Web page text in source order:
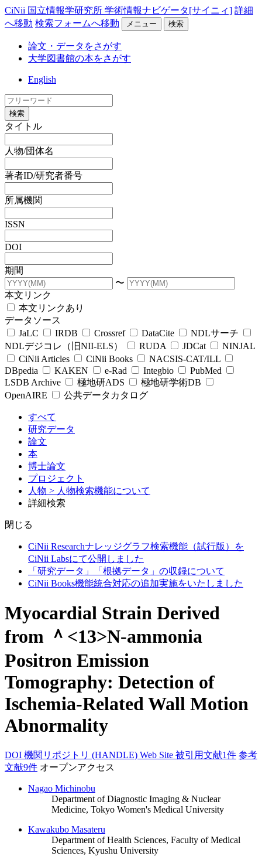
CiNii 国立情報学研究所 学術情報ナビゲータ[サイニィ] 詳細
へ移動 検索フォームへ移動 メニュー 検索
論文・データをさがす
大学図書館の本をさがす
English
検索
タイトル
人物/団体名
著者ID/研究者番号
所属機関
ISSN
DOI
期間
〜
本文リンク
本文リンクあり
データソース
JaLC
IRDB Crossref DataCite
NDLサーチ
NDLデジコレ（旧NII-ELS）
RUDA JDCat
NINJAL
CiNii Articles
CiNii Books
NACSIS-CAT/ILL
DBpedia
KAKEN e-Rad Integbio
PubMed
LSDB Archive
極地研ADS
極地研学術DB
OpenAIRE
公共データカタログ
すべて
研究データ
論文
本
博士論文
プロジェクト
人物 > 人物検索機能について
詳細検索
閉じる
CiNii Researchナレッジグラフ検索機能（試行版）を
CiNii Labsにて公開しました
「研究データ」「根拠データ」の収録について
CiNii Books機能統合対応の追加実施をいたしました
Myocardial Strain Derived
from ＾<13>N-ammonia
Positron Emission
Tomography: Detection of
Ischemia-Related Wall Motion
Abnormality
DOI 機関リポジトリ (HANDLE) Web Site 被引用文献1件 参考
文献9件 オープンアクセス
Nagao Michinobu
Department of Diagnostic Imaging & Nuclear
Medicine, Tokyo Women's Medical University
Kawakubo Masateru
Department of Health Sciences, Faculty of Medical
Sciences, Kyushu University